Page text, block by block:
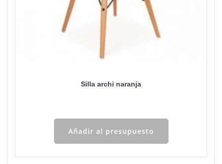
Silla archi naranja
Añadir al presupuesto